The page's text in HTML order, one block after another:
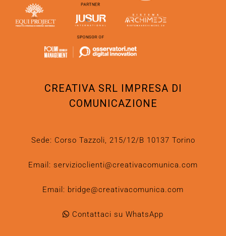
CREATIVA SRL IMPRESA DI
COMUNICAZIONE
Sede: Corso Tazzoli, 215/12/B 10137 Torino
Email: servizioclienti@creativacomunica.com
Email: bridge@creativacomunica.com
Contattaci su WhatsApp